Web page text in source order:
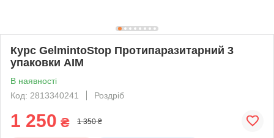
Курс GelmintoStop Протипаразитарний 3
упаковки АІМ
В наявності
Код: 2813340241
Роздріб
1 250 ₴ 1 350 ₴